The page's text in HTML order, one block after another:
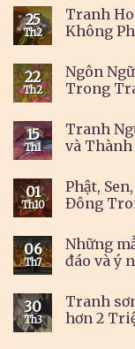
25
Th2
Tranh
Không
22
Th2
Ngôn
Trong
15
Th1
Tranh
và
01
Th10
Phật,
Đông
06
Th7
Những
đáo và ý
30
Th3
Tranh
hơn 2